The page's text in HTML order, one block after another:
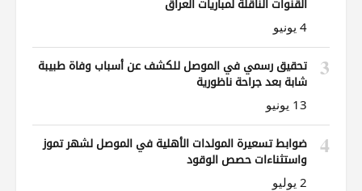
القنوات الناقلة لمباريات العراق
4 يونيو
3
تحقيق رسمي في الموصل للكشف عن أسباب وفاة طبيبة
شابة بعد جراحة ناظورية
13 يونيو
4
ضوابط تسعيرة المولدات الأهلية في الموصل لشهر تموز
واستثناءات حصص الوقود
2 يوليو